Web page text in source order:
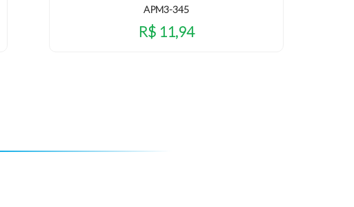
APM3-345
R$ 11,94